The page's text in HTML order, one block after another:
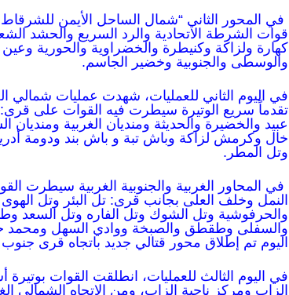
في المحور الثاني “شمال الساحل الأيمن
قوات الشرطة الاتحادية والرد السريع والحشد
كهارة ولزاكة وكنيطرة والخضراوية والحورية
والوسطى والجنوبية وخضير الجاسم.
في اليوم الثاني للعمليات، شهدت عمليات شمالي
تقدماً سريع الوتيرة سيطرت فيه القوات على
عبيد والخضيرة والحديثة ومنديان الغربية ومنديان
خال وكرمش لزاكة وباش تبة و باش بند ودومة
وتل المطر.
في المحاور الغربية والجنوبية الغربية سيطرت
النمل وخلف العلى بجانب قرى: تل البئر وتل
والحرفوشية وتل الشوك وتل الفاره وتل السعد
والسفلى وطقطق والصبخة ووادي السهل ومحمد
اليوم تم إطلاق محور قتالي جديد باتجاه قرى
في اليوم الثالث للعمليات، انطلقت القوات بوتيرة
الزاب ومركز ناحية الزاب، ومن الاتجاه الشمالي